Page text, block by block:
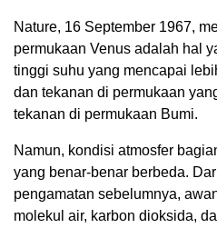
Nature, 16 September 1967,
permukaan Venus adalah hal
tinggi suhu yang mencapai
dan tekanan di permukaan
tekanan di permukaan Bumi.
Namun, kondisi atmosfer
yang benar-benar berbeda.
pengamatan sebelumnya,
molekul air, karbon dioksida,